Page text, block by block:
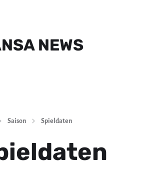
NEWS
Saison Spieldaten